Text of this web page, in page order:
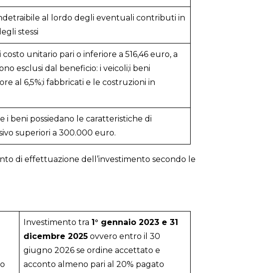
al lordo degli eventuali contributi in
stessi
unitario pari o inferiore a 516,46 euro, a
esclusi dal beneficio: i veicoli;i beni
al 6,5%;i fabbricati e le costruzioni in
i beni possiedano le caratteristiche di
superiori a 300.000 euro.
di effettuazione dell’investimento secondo le
Investimento tra 1° gennaio 2023 e 31
dicembre 2025 ovvero entro il 30
giugno 2026 se ordine accettato e
acconto almeno pari al 20% pagato